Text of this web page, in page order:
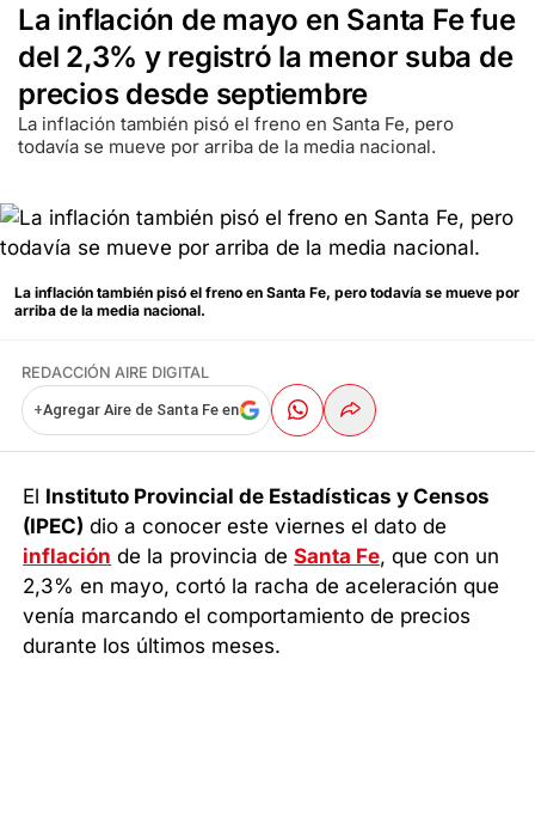
La inflación de mayo en Santa Fe fue
del 2,3% y registró la menor suba de
precios desde septiembre
La inflación también pisó el freno en Santa Fe, pero
todavía se mueve por arriba de la media nacional.
La inflación también pisó el freno en Santa Fe, pero todavía se mueve por
arriba de la media nacional.
REDACCIÓN AIRE DIGITAL
+Agregar Aire de Santa Fe en
El Instituto Provincial de Estadísticas y Censos
(IPEC) dio a conocer este viernes el dato de
inflación de la provincia deSanta Fe, que con un
2,3% en mayo, cortó la racha de aceleración que
venía marcando el comportamiento de precios
durante los últimos meses.